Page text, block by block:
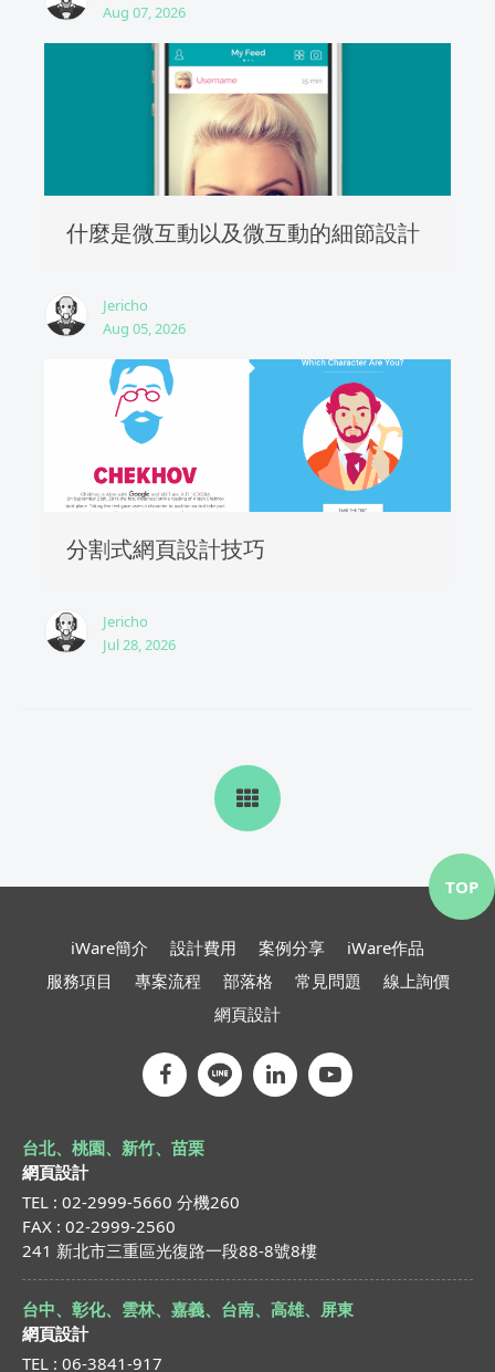
Aug 07, 2026
什麼是微互動以及微互動的細節設計
Jericho
Aug 05, 2026
分割式網頁設計技巧
Jericho
Jul 28, 2026
iWare簡介 設計費用 案例分享
iWare作品
服務項目
專案流程 部落格 常見問題
線上詢價
網頁設計
台北、桃園、新竹、苗栗
網頁設計
TEL : 02-2999-5660 分機260
FAX : 02-2999-2560
241 新北市三重區光復路一段88-8號8樓
台中、彰化、雲林、嘉義、台南、高雄、屏東
網頁設計
TEL : 06-3841-917
TOP